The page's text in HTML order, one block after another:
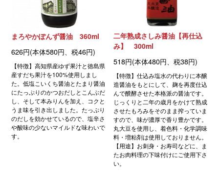
まろやかぽんず醤油 360ml
626円(本体580円、税46円)
【特徴】高知県産ゆず果汁と徳島県
産すだち果汁を100%使用しまし
た。低塩こいくち醤油とたまり醤油
にたっぷりのかつおだしとこんぶだ
し、そして本みりんを加え、コクと
うま味を引き出しました。たっぷり
のだしを効かせているので、塩辛さ
や酸味の少ないマイルドな味わいで
す。
二年熟成さしみ醤油【再仕込
み】 300ml
518円(本体480円、税38円)
【特徴】仕込み塩水の代わりに本醸
造醤油をもとにして、麹を再度仕込
んで醗酵させた本格派の醤油です。
じっくりと二年の歳月をかけて熟成
させたもろみをそのまま搾っていま
すので、味が濃厚で香り豊かです。
丸大豆を使用し、着色料・化学調味
料・増粘剤は使用しておりません。
【用途】お刺身・お寿司などに、ま
たお肉料理の下味付けにご使用下さ
い。